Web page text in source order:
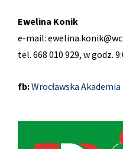
Ewelina Konik
e-mail:
tel. 668 010 929, w godz.
fb:Wrocławska